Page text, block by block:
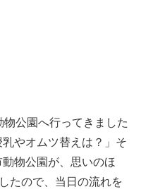
公園へ行ってきました
乳やオムツ替えは？」そ
物公園が、思いのほ
たので、当日の流れを